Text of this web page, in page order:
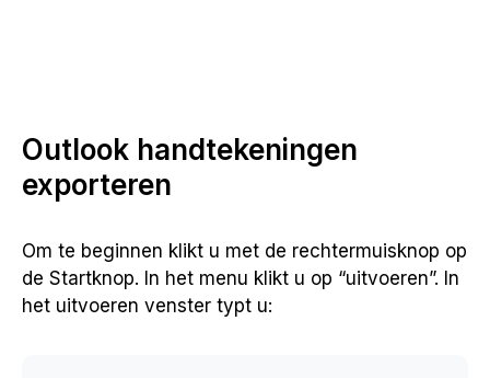
Outlook handtekeningen
exporteren
Om te beginnen klikt u met de rechtermuisknop op
de Startknop. In het menu klikt u op “uitvoeren”. In
het uitvoeren venster typt u: